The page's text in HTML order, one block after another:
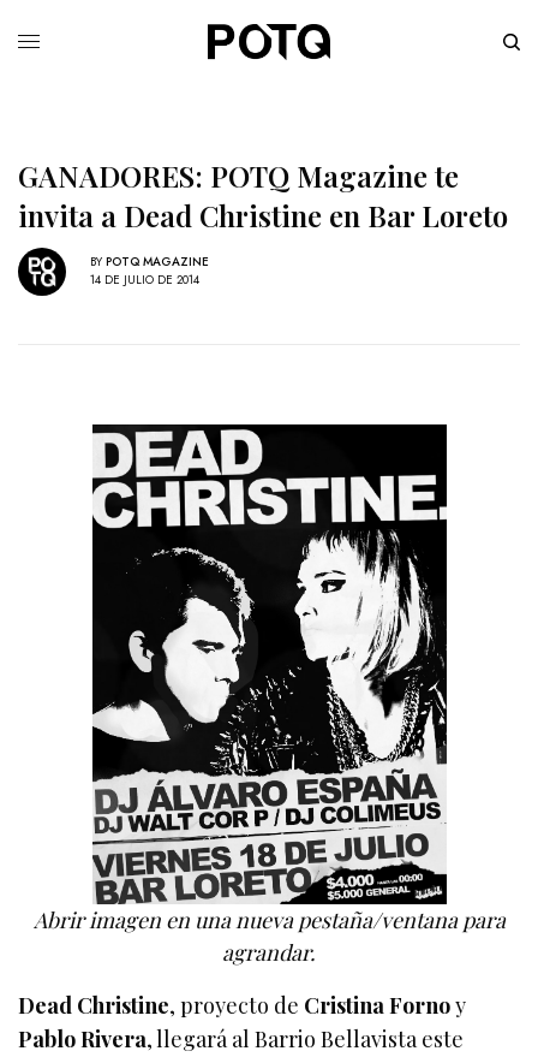
GANADORES: POTQ Magazine te
invita a Dead Christine en Bar Loreto
BY POTQ MAGAZINE
14 DE JULIO DE 2014
Abrir imagen en una nueva pestaña/ventana para
agrandar.
Dead Christine, proyecto de Cristina Fornoy
Pablo Rivera, llegará al Barrio Bellavista este